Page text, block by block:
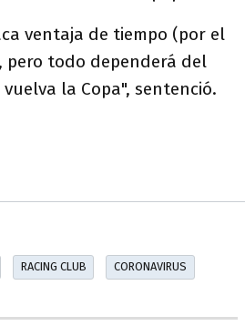
ventaja de tiempo (por el
pero todo dependerá del
la Copa", sentenció.
RACING CLUB CORONAVIRUS